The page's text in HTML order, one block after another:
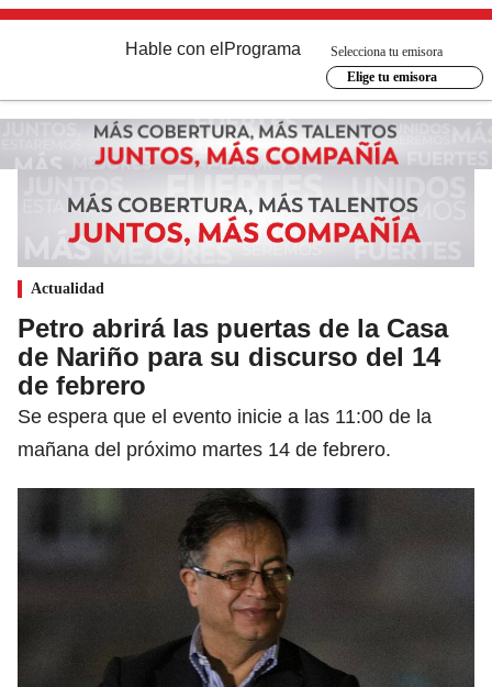
Hable con el Programa
Selecciona tu emisora
Elige tu emisora
Actualidad
Petro abrirá las puertas de la Casa
de Nariño para su discurso del 14
de febrero
Se espera que el evento inicie a las 11:00 de la
mañana del próximo martes 14 de febrero.